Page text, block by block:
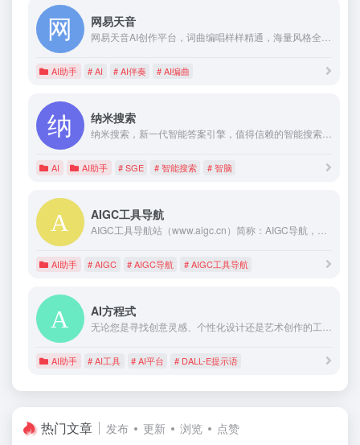
网易天音
网易天音AI创作平台，词曲编唱样样精通，海量风格全部免费使用，还不快来点亮你的音乐天赋！
AI助手 # AI # AI伴奏 # AI编曲
纳米搜索
纳米搜索，新一代智能答案引擎，值得信赖的智能搜索伙伴，为复杂搜索提供专业支持，解锁更相关、更全面的答案。AI对用户提问进行精准语义分析，并通过追问获取更多有价值信息，将问题拆分为多组关键词后再进行搜索引擎检索，深度阅读网页内容，最终呈现逻辑清晰、准确无误的答案。
AI AI助手 # SGE # 智能搜索 # 智脑
AIGC工具导航
AIGC工具导航站（www.aigc.cn）简称：AIGC导航，一个全网分类最全，收录最全的生成式人工智能工具导航平台，分类包括AI写作、AI绘画、AI视频、AI办公、AI数字人、AI设计、AI语音、AI音乐、AI论文、AI简历、AI智能体、文本转语音等AI工具。AIGC导航提供一站式AI工具导航服务，帮助用户快速找到能够提升工作效率和创作能力的生产力工具。找AI工具，就上AIGC工具导航！
AI助手 # AIGC # AIGC导航 # AIGC工具导航
AI方程式
无论您是寻找创意灵感、个性化设计还是艺术创作的工具，AI方程式将成为您的创意合伙人。
AI助手 # AI工具 # AI平台 # DALL-E提示语
热门文章 发布 更新 浏览 点赞